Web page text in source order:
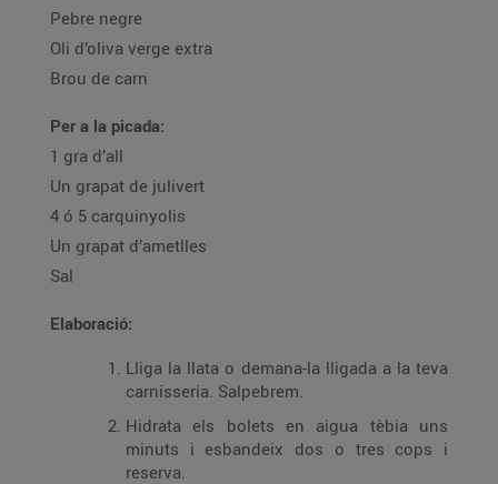
Pebre negre
Oli d’oliva verge extra
Brou de carn
Per a la picada:
1 gra d’all
Un grapat de julivert
4 ó 5 carquinyolis
Un grapat d’ametlles
Sal
Elaboració:
Lliga la llata o demana-la lligada a la teva
carnisseria. Salpebrem.
Hidrata els bolets en aigua tèbia uns
minuts i esbandeix dos o tres cops i
reserva.